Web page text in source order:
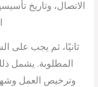
الاتصال، وتاريخ
ثانيًا، ثم يجب على
المطلوبة. يشمل
وترخيص العمل